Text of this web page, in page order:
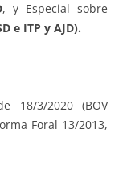
, y Especial sobre
e ITP y AJD).
18/3/2020 (BOV
Foral 13/2013,